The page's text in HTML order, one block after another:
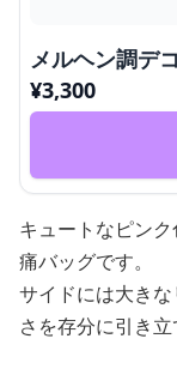
メルヘン調デ
¥3,300
キュートなピン
痛バッグです。
サイドには大き
さを存分に引き立